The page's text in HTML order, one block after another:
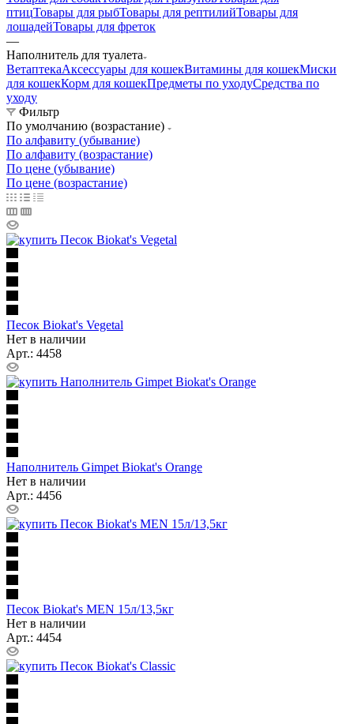
птицТовары для рыбТовары для рептилийТовары для
лошадейТовары для фреток
—
Наполнитель для туалета
ВетаптекаАксессуары для кошекВитамины для кошекМиски
для кошекКорм для кошекПредметы по уходуСредства по
уходу
Фильтр
По умолчанию (возрастание)
По алфавиту (убывание)
По алфавиту (возрастание)
По цене (убывание)
По цене (возрастание)
Песок Biokat's Vegetal
Нет в наличии
Арт.: 4458
Наполнитель Gimpet Biokat's Orange
Нет в наличии
Арт.: 4456
Песок Biokat's MEN 15л/13,5кг
Нет в наличии
Арт.: 4454